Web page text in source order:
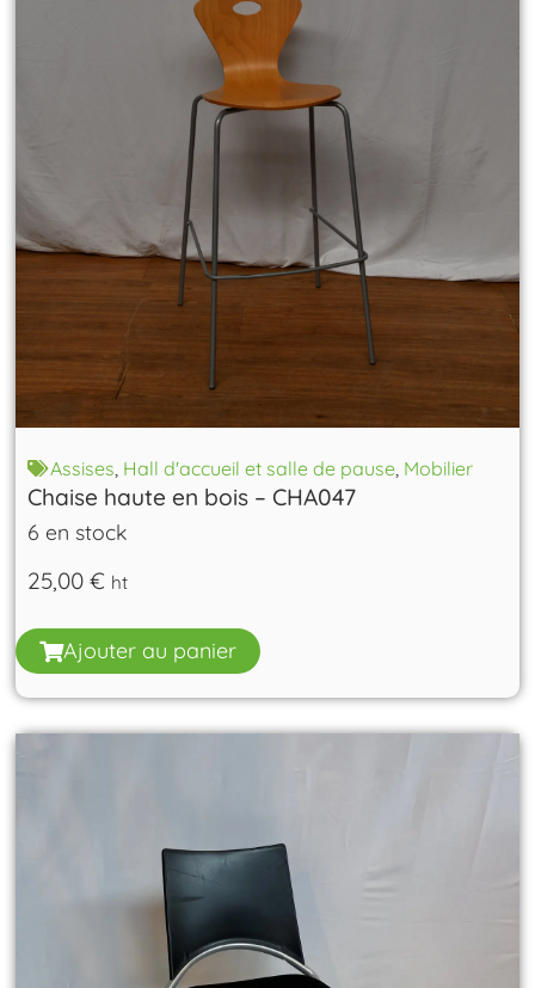
Assises, Hall d'accueil et salle de pause, Mobilier
Chaise haute en bois – CHA047
6 en stock
25,00€ ht
Ajouter au panier